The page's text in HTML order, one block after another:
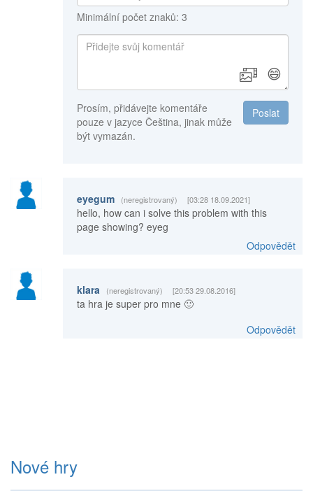
Minimální počet znaků: 3
😄
Poslat
Prosím, přidávejte komentáře
pouze v jazyce Čeština, jinak může
být vymazán.
eyegum (neregistrovaný) [03:28 18.09.2021]
hello, how can i solve this problem with this
page showing? eyeg
Odpovědět
klara (neregistrovaný) [20:53 29.08.2016]
ta hra je super pro mne 🙂
Odpovědět
Nové hry